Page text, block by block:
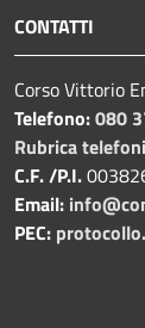
CONTATTI
Corso Vittorio
Telefono:080
Rubrica
C.F. /P.I.
Email:
PEC: